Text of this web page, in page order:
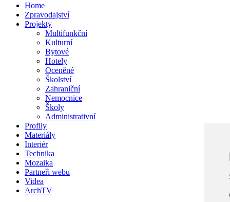
Home
Zpravodajství
Projekty
Multifunkční
Kulturní
Bytové
Hotely
Oceněné
Školství
Zahraniční
Nemocnice
Školy
Administrativní
Profily
Materiály
Interiér
Technika
Mozaika
Partneři webu
Videa
ArchTV